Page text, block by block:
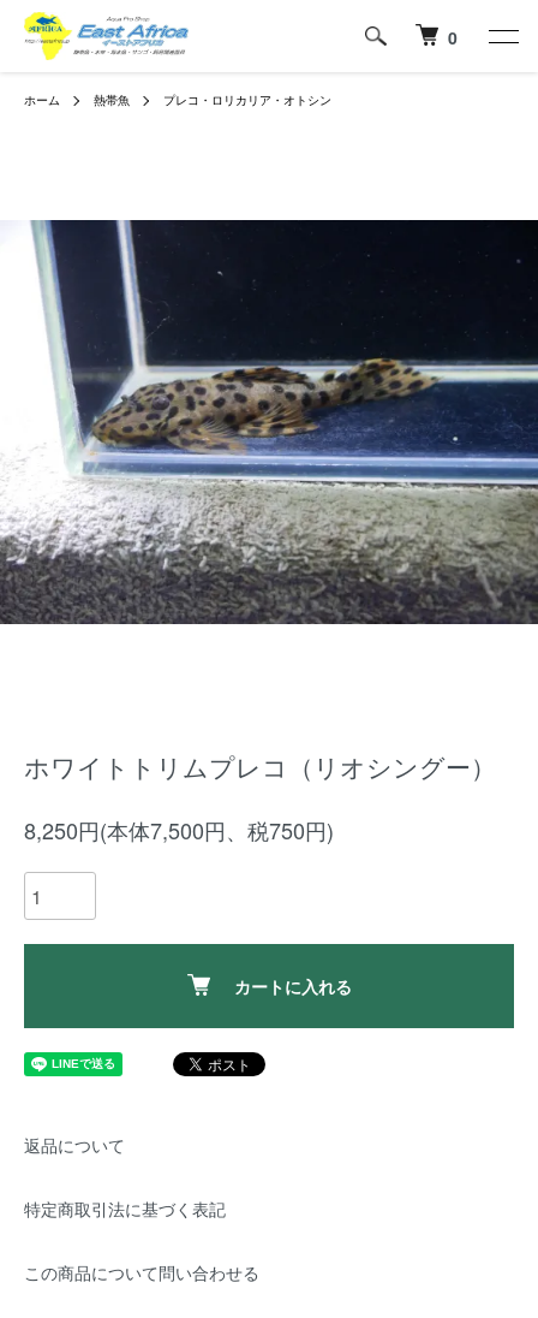
0
ホーム 熱帯魚 プレコ・ロリカリア・オトシン
ホワイトトリムプレコ（リオシングー）
8,250円(本体7,500円、税750円)
カートに入れる
返品について
特定商取引法に基づく表記
この商品について問い合わせる